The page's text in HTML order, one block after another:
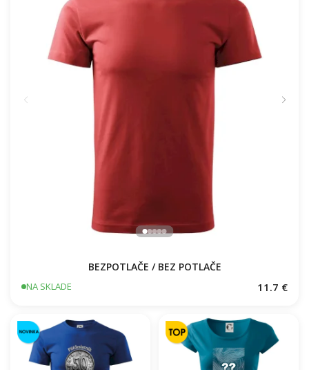
BEZPOTLAČE / BEZ POTLAČE
NA SKLADE 11.7 €